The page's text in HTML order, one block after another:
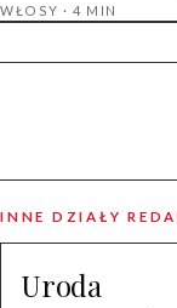
WŁOSY · 4 MIN
INNE DZIAŁY
Uroda